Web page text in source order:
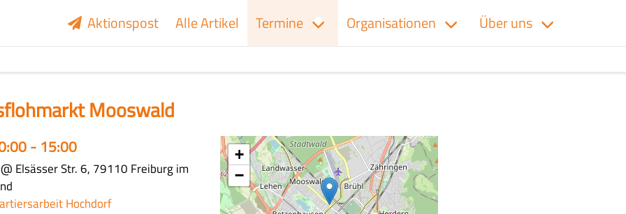
Aktionspost Alle Artikel Termine Organisationen Über uns
Mooswald
- 15:00
@ Elsässer Str. 6, 79110 Freiburg im
Hochdorf
+
−